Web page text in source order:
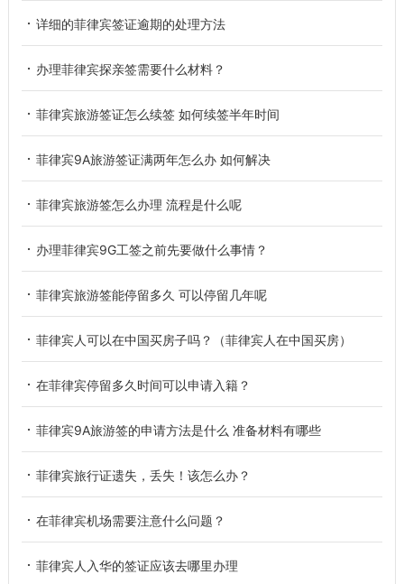
详细的菲律宾签证逾期的处理方法
办理菲律宾探亲签需要什么材料？
菲律宾旅游签证怎么续签 如何续签半年时间
菲律宾9A旅游签证满两年怎么办 如何解决
菲律宾旅游签怎么办理 流程是什么呢
办理菲律宾9G工签之前先要做什么事情？
菲律宾旅游签能停留多久 可以停留几年呢
菲律宾人可以在中国买房子吗？（菲律宾人在中国买房）
在菲律宾停留多久时间可以申请入籍？
菲律宾9A旅游签的申请方法是什么 准备材料有哪些
菲律宾旅行证遗失，丢失！该怎么办？
在菲律宾机场需要注意什么问题？
菲律宾人入华的签证应该去哪里办理